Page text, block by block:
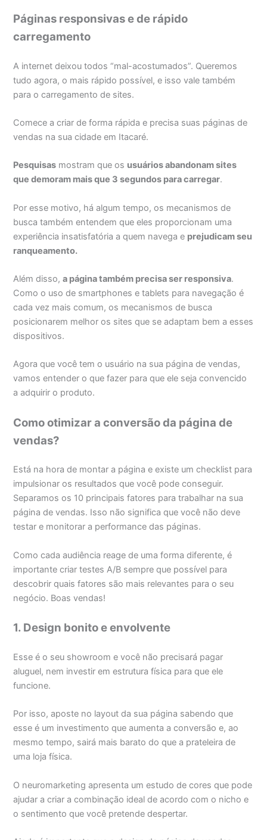
Páginas responsivas e de rápido
carregamento
A internet deixou todos “mal-acostumados”. Queremos
tudo agora, o mais rápido possível, e isso vale também
para o carregamento de sites.
Comece a criar de forma rápida e precisa suas páginas de
vendas na sua cidade em Itacaré.
Pesquisas mostram que os usuários abandonam sites
que demoram mais que 3 segundos para carregar.
Por esse motivo, há algum tempo, os mecanismos de
busca também entendem que eles proporcionam uma
experiência insatisfatória a quem navega e prejudicam seu
ranqueamento.
Além disso,a página também precisa ser responsiva.
Como o uso de smartphones e tablets para navegação é
cada vez mais comum, os mecanismos de busca
posicionarem melhor os sites que se adaptam bem a esses
dispositivos.
Agora que você tem o usuário na sua página de vendas,
vamos entender o que fazer para que ele seja convencido
a adquirir o produto.
Como otimizar a conversão da página de
vendas?
Está na hora de montar a página e existe um checklist para
impulsionar os resultados que você pode conseguir.
Separamos os 10 principais fatores para trabalhar na sua
página de vendas. Isso não significa que você não deve
testar e monitorar a performance das páginas.
Como cada audiência reage de uma forma diferente, é
importante criar testes A/B sempre que possível para
descobrir quais fatores são mais relevantes para o seu
negócio. Boas vendas!
1. Design bonito e envolvente
Esse é o seu showroom e você não precisará pagar
aluguel, nem investir em estrutura física para que ele
funcione.
Por isso, aposte no layout da sua página sabendo que
esse é um investimento que aumenta a conversão e, ao
mesmo tempo, sairá mais barato do que a prateleira de
uma loja física.
O neuromarketing apresenta um estudo de cores que pode
ajudar a criar a combinação ideal de acordo com o nicho e
o sentimento que você pretende despertar.